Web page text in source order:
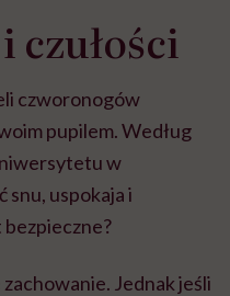
czułości
czworonogów
pupilem. Według
w
uspokaja i
bezpieczne?
Jednak jeśli